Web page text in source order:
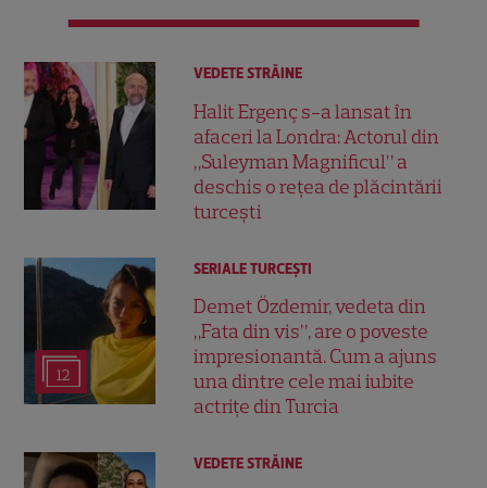
VEDETE STRĂINE
Halit Ergenç s-a lansat în
afaceri la Londra: Actorul din
„Suleyman Magnificul” a
deschis o rețea de plăcintării
turcești
12
SERIALE TURCEŞTI
Demet Özdemir, vedeta din
„Fata din vis”, are o poveste
impresionantă. Cum a ajuns
una dintre cele mai iubite
actrițe din Turcia
VEDETE STRĂINE